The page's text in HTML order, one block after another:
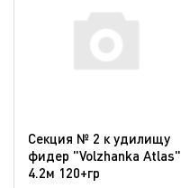
Секция № 2 к удилищу
фидер "Volzhanka Atlas"
4.2м 120+гр